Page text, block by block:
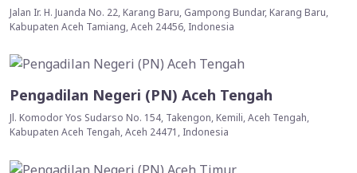
Jalan Ir. H. Juanda No. 22, Karang Baru, Gampong Bundar, Karang Baru,
Kabupaten Aceh Tamiang, Aceh 24456, Indonesia
Pengadilan Negeri (PN) Aceh Tengah
Jl. Komodor Yos Sudarso No. 154, Takengon, Kemili, Aceh Tengah,
Kabupaten Aceh Tengah, Aceh 24471, Indonesia